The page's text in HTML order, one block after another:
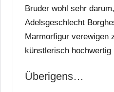
Bruder wohl sehr
Adelsgeschlecht
Marmorfigur verewigen
künstlerisch
Überigens…